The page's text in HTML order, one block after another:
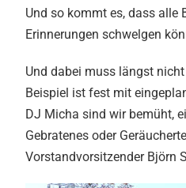
Und so kommt es, dass alle
Erinnerungen schwelgen
Und dabei muss längst
Beispiel ist fest mit
DJ Micha sind wir bemüht,
Gebratenes oder
Vorstandvorsitzender Björn